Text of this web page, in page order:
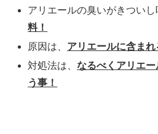
アリエールの臭いがきつい
料！
原因は、 アリエールに含まれ
対処法は、なるべくアリエ
う事！